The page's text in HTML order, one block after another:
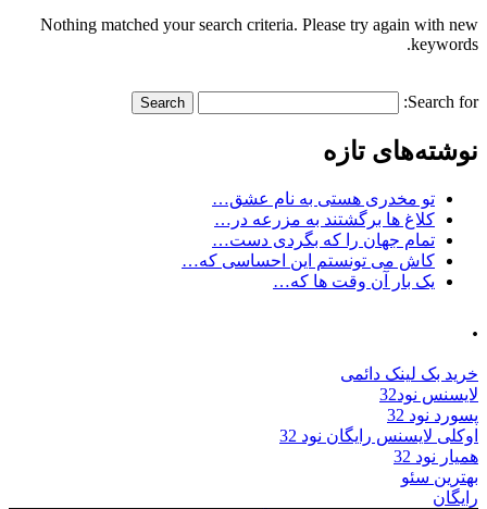
Nothing matched your search criteria. Please try again with new
keywords.
Search for:
نوشته‌های تازه
تو مخدری هستی به نام عشق…
کلاغ ها برگشتند به مزرعه در…
تمام جهان را که بگردی دست…
کاش می تونستم این احساسی که…
یک بار آن وقت ها که…
.
خرید بک لینک دائمی
لایسنس نود32
پسورد نود 32
اوکلی لایسنس رایگان نود 32
همیار نود 32
بهترین سئو
رایگان